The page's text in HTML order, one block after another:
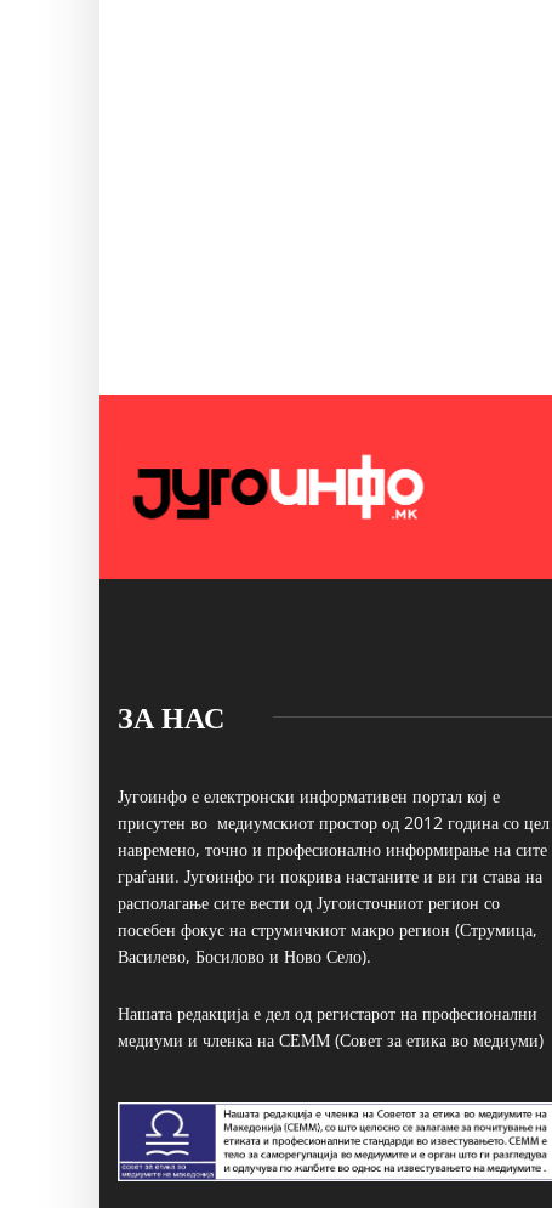
ЗА НАС
Југоинфо е електронски информативен портал кој е
присутен во медиумскиот простор од 2012 година со цел
навремено, точно и професионално информирање на сите
граѓани. Југоинфо ги покрива настаните и ви ги става на
располагање сите вести од Југоисточниот регион со
посебен фокус на струмичкиот макро регион (Струмица,
Василево, Босилово и Ново Село).
Нашата редакција е дел од регистарот на професионални
медиуми и членка на СЕММ (Совет за етика во медиуми)